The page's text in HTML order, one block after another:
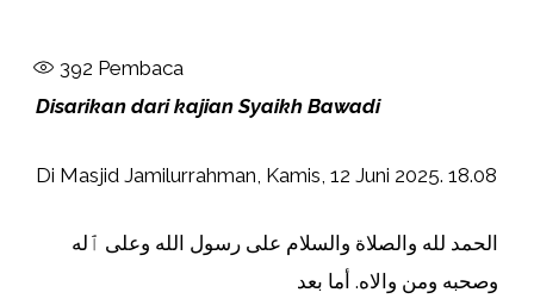
392 Pembaca
Disarikan dari kajian Syaikh Bawadi
Di Masjid Jamilurrahman, Kamis, 12 Juni 2025. 18.08
الحمد لله والصلاة والسلام على رسول الله وعلى ٱله
وصحبه ومن والاه. أما بعد